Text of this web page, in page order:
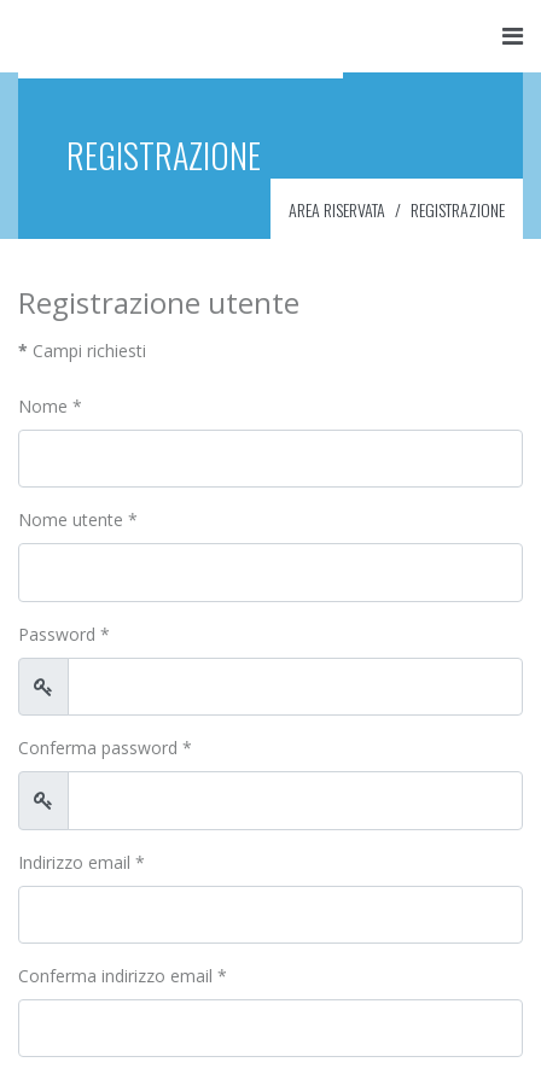
REGISTRAZIONE
AREA RISERVATA REGISTRAZIONE
Registrazione utente
* Campi richiesti
Nome *
Nome utente *
Password *
Mostra
Conferma password *
Mostra
Indirizzo email *
Conferma indirizzo email *